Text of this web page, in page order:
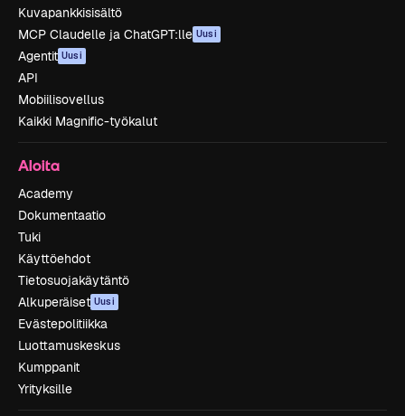
Kuvapankkisisältö
MCP Claudelle ja ChatGPT:lle Uusi
Agentit Uusi
API
Mobiilisovellus
Kaikki Magnific-työkalut
Aloita
Academy
Dokumentaatio
Tuki
Käyttöehdot
Tietosuojakäytäntö
Alkuperäiset Uusi
Evästepolitiikka
Luottamuskeskus
Kumppanit
Yrityksille